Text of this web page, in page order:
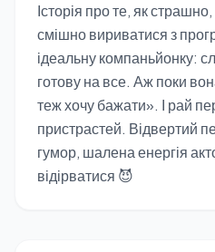
Історія про те, як
смішно вириватися з
ідеальну компаньйонку:
готову на все. Аж поки
теж хочу бажати». І рай
пристрастей. Відвертий
гумор, шалена енергія
відірватися 😈